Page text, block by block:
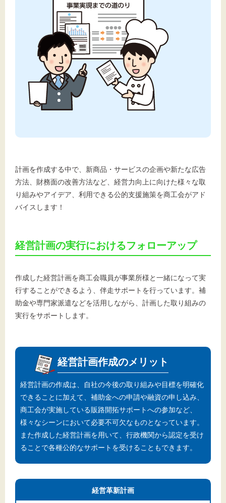
計画を作成する中で、新商品・サービスの企画や新たな広告
方法、財務面の改善方法など、経営力向上に向けた様々な取
り組みやアイデア、利用できる公的支援施策を商工会がアド
バイスします！
経営計画の実行におけるフォローアップ
作成した経営計画を商工会職員が事業所様と一緒になって実
行することができるよう、伴走サポートを行っています。補
助金や専門家派遣などを活用しながら、計画した取り組みの
実行をサポートします。
経営計画作成のメリット
経営計画の作成は、自社の今後の取り組みや目標を明確化
できることに加えて、補助金への申請や融資の申し込み、
商工会が実施している販路開拓サポートへの参加など、
様々なシーンにおいて必要不可欠なものとなっています。
また作成した経営計画を用いて、行政機関から認定を受け
ることで各種公的なサポートを受けることもできます。
経営革新計画